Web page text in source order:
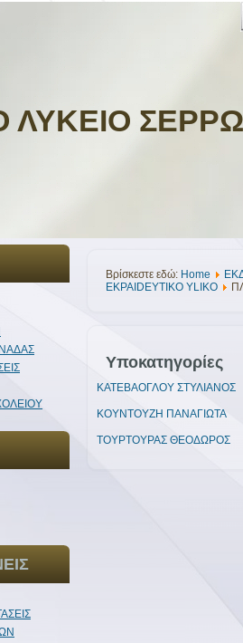
ΛΥΚΕΙΟ
Βρίσκεστε εδώ: Home
EKPAIDEYTIKO YLIKO
Υποκατηγορίες
ΚΑΤΕΒΑΟΓΛΟΥ ΣΤΥΛΙΑΝΟΣ
ΚΟΥΝΤΟΥΖΗ ΠΑΝΑΓΙΩΤΑ
ΤΟΥΡΤΟΥΡΑΣ ΘΕΟΔΩΡΟΣ